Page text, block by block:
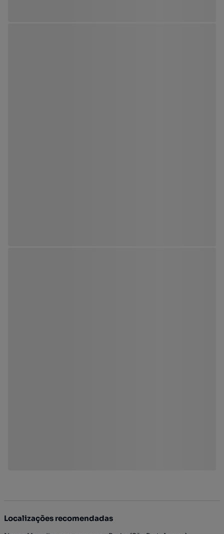
Localizações recomendadas